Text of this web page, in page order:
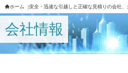
ホーム 安全・迅速な引越しと正確な見積りの会社
会社情報